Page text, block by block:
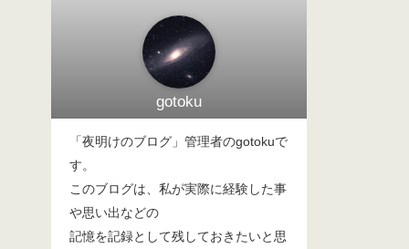
gotoku
「夜明けのブログ」管理者のgotokuで
す。
このブログは、私が実際に経験した事
や思い出などの
記憶を記録として残しておきたいと思